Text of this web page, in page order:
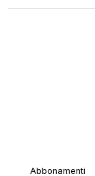
Abbonamenti